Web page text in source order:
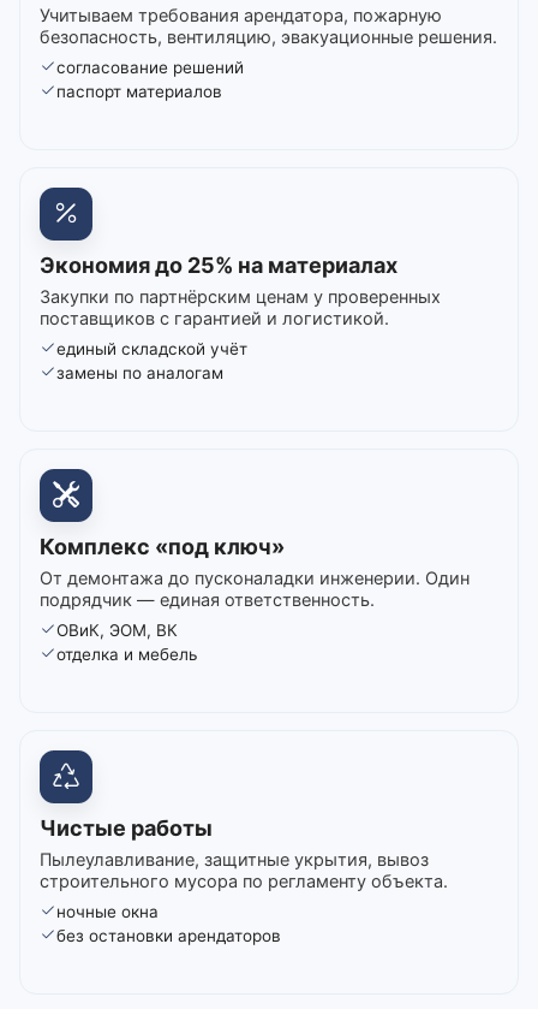
Учитываем требования арендатора, пожарную
безопасность, вентиляцию, эвакуационные решения.
согласование решений
паспорт материалов
Экономия до 25% на материалах
Закупки по партнёрским ценам у проверенных
поставщиков с гарантией и логистикой.
единый складской учёт
замены по аналогам
Комплекс «под ключ»
От демонтажа до пусконаладки инженерии. Один
подрядчик — единая ответственность.
ОВиК, ЭОМ, ВК
отделка и мебель
Чистые работы
Пылеулавливание, защитные укрытия, вывоз
строительного мусора по регламенту объекта.
ночные окна
без остановки арендаторов